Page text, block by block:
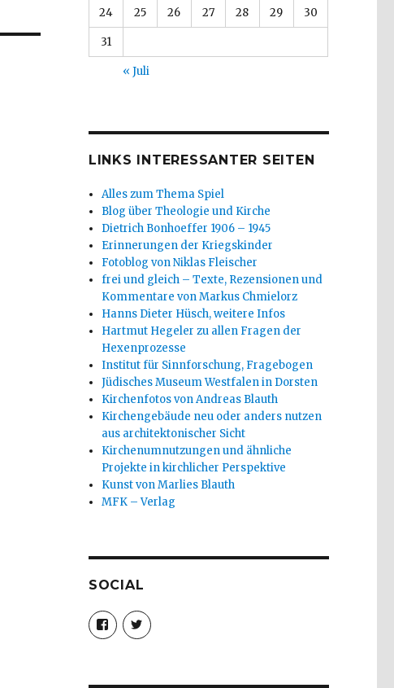
24 25 26 27 28 29 30
31
« Juli
LINKS INTERESSANTER SEITEN
Alles zum Thema Spiel
Blog über Theologie und Kirche
Dietrich Bonhoeffer 1906 – 1945
Erinnerungen der Kriegskinder
Fotoblog von Niklas Fleischer
frei und gleich – Texte, Rezensionen und
Kommentare von Markus Chmielorz
Hanns Dieter Hüsch, weitere Infos
Hartmut Hegeler zu allen Fragen der
Hexenprozesse
Institut für Sinnforschung, Fragebogen
Jüdisches Museum Westfalen in Dorsten
Kirchenfotos von Andreas Blauth
Kirchengebäude neu oder anders nutzen
aus architektonischer Sicht
Kirchenumnutzungen und ähnliche
Projekte in kirchlicher Perspektive
Kunst von Marlies Blauth
MFK – Verlag
SOCIAL
Profil
von
christoph.fleischer1
anzeigen
Profil
von
anzeigen